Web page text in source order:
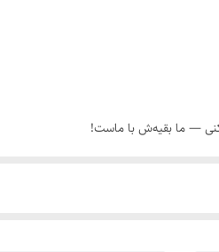
— ما بقیه‌ش با ماست!